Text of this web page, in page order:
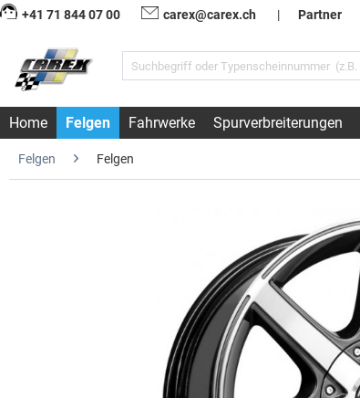
+41 71 844 07 00 carex@carex.ch | Partner
Home Felgen Fahrwerke Spurverbreiterungen
Felgen Felgen